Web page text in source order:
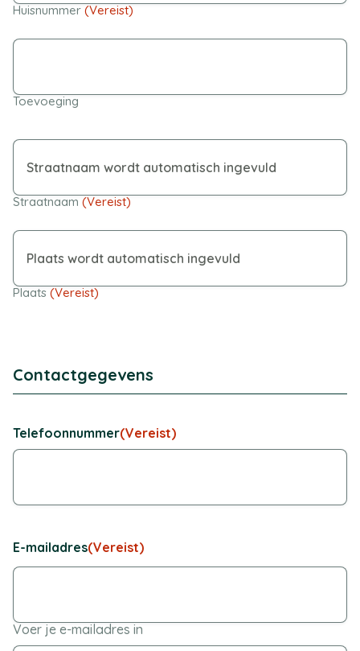
Huisnummer (Vereist)
Toevoeging
Straatnaam (Vereist)
Plaats (Vereist)
Contactgegevens
Telefoonnummer(Vereist)
E-mailadres(Vereist)
Voer je e-mailadres in